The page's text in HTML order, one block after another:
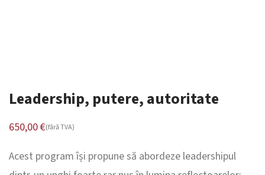
Leadership, putere, autoritate
650,00€(fără TVA)
Acest program își propune să abordeze leadershipul